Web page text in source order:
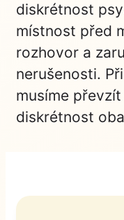
diskrétnost
místnost před
rozhovor a
nerušenosti.
musíme
diskrétnost